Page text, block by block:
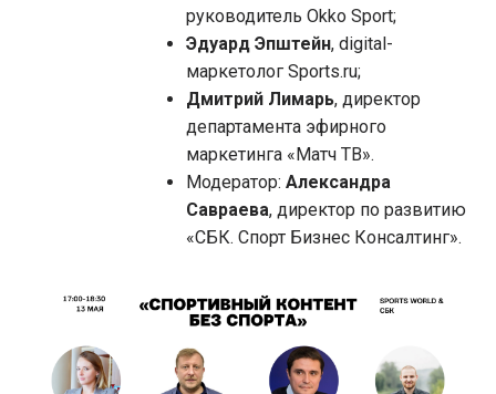
руководитель Okko Sport;
Эдуард Эпштейн, digital-
маркетолог Sports.ru;
Дмитрий Лимарь, директор
департамента эфирного
маркетинга «Матч ТВ».
Модератор: Александра
Савраева, директор по развитию
«СБК. Спорт Бизнес Консалтинг».